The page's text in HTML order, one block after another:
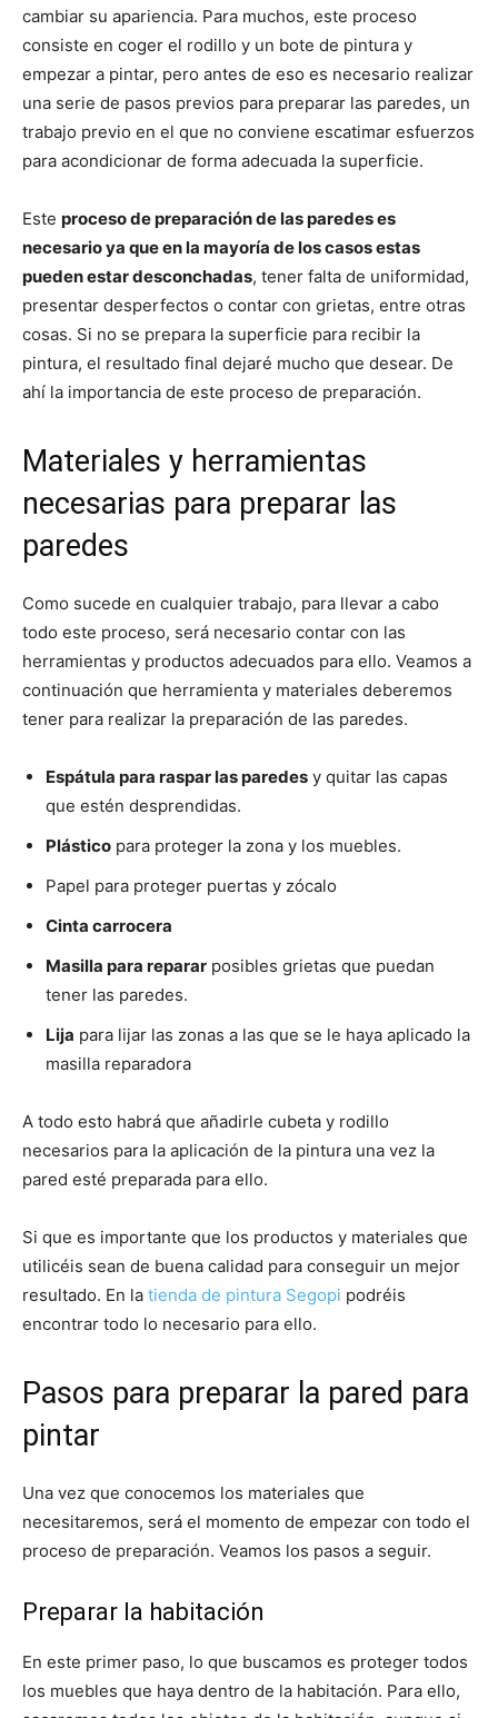
cambiar su apariencia. Para muchos, este proceso
consiste en coger el rodillo y un bote de pintura y
empezar a pintar, pero antes de eso es necesario realizar
una serie de pasos previos para preparar las paredes, un
trabajo previo en el que no conviene escatimar esfuerzos
para acondicionar de forma adecuada la superficie.
Este proceso de preparación de las paredes es
necesario ya que en la mayoría de los casos estas
pueden estar desconchadas, tener falta de uniformidad,
presentar desperfectos o contar con grietas, entre otras
cosas. Si no se prepara la superficie para recibir la
pintura, el resultado final dejaré mucho que desear. De
ahí la importancia de este proceso de preparación.
Materiales y herramientas
necesarias para preparar las
paredes
Como sucede en cualquier trabajo, para llevar a cabo
todo este proceso, será necesario contar con las
herramientas y productos adecuados para ello. Veamos a
continuación que herramienta y materiales deberemos
tener para realizar la preparación de las paredes.
Espátula para raspar las paredes y quitar las capas
que estén desprendidas.
Plástico para proteger la zona y los muebles.
Papel para proteger puertas y zócalo
Cinta carrocera
Masilla para reparar posibles grietas que puedan
tener las paredes.
Lija para lijar las zonas a las que se le haya aplicado la
masilla reparadora
A todo esto habrá que añadirle cubeta y rodillo
necesarios para la aplicación de la pintura una vez la
pared esté preparada para ello.
Si que es importante que los productos y materiales que
utilicéis sean de buena calidad para conseguir un mejor
resultado. En la tienda de pintura Segopi podréis
encontrar todo lo necesario para ello.
Pasos para preparar la pared para
pintar
Una vez que conocemos los materiales que
necesitaremos, será el momento de empezar con todo el
proceso de preparación. Veamos los pasos a seguir.
Preparar la habitación
En este primer paso, lo que buscamos es proteger todos
los muebles que haya dentro de la habitación. Para ello,